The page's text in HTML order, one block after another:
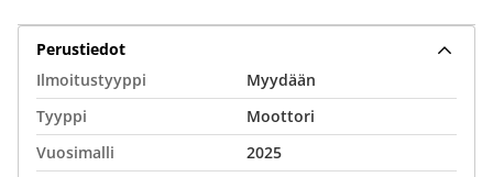
Perustiedot
Ilmoitustyyppi
Myydään
Tyyppi
Moottori
Vuosimalli
2025